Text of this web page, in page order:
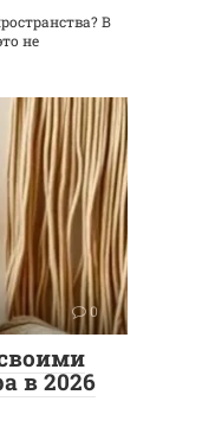
В
не
0
в 2026